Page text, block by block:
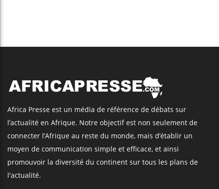
Africa Presse est un média de référence de débats sur
l’actualité en Afrique. Notre objectif est non seulement de
connecter l’Afrique au reste du monde, mais d’établir un
moyen de communication simple et efficace, et ainsi
promouvoir la diversité du continent sur tous les plans de
l'actualité.